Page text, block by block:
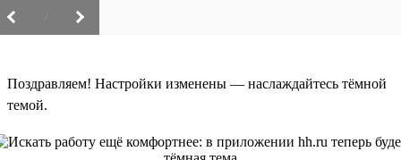
Поздравляем! Настройки изменены — наслаждайтесь тёмной
темой.